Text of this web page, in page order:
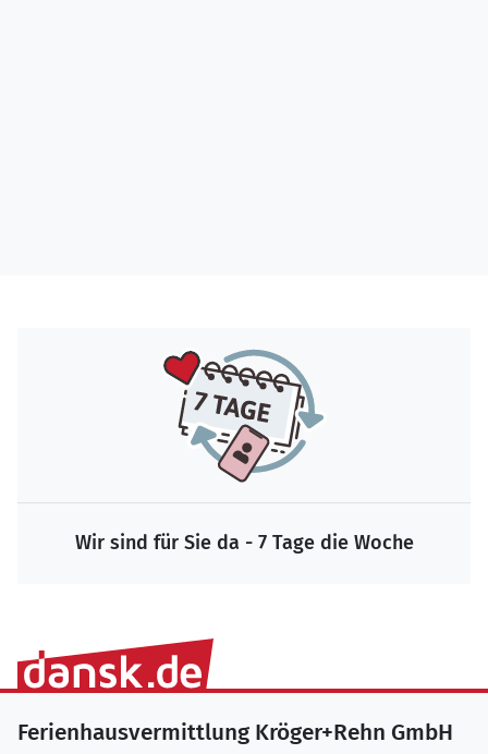
Wir sind für Sie da - 7 Tage die Woche
Ferienhausvermittlung Kröger+Rehn GmbH